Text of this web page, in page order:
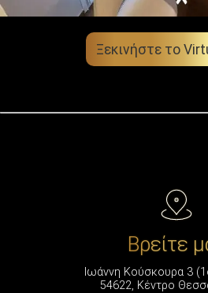
Ξεκινήστε το
Βρείτε
Ιωάννη Κούσκουρα 3
54622, Κέντρο